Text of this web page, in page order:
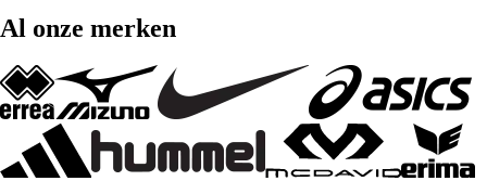
Al onze merken